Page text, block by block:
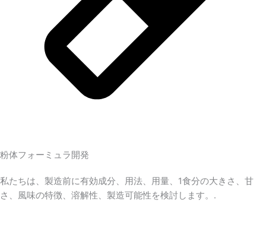
粉体フォーミュラ開発
私たちは、製造前に有効成分、用法、用量、1食分の大きさ、甘
さ、風味の特徴、溶解性、製造可能性を検討します。.